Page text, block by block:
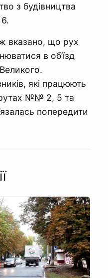
з будівництва
вказано, що рух
в об’їзд
які працюють
№№ 2, 5 та
попередити